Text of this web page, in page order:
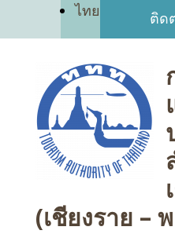
ไทย ติด
(เชียงราย –